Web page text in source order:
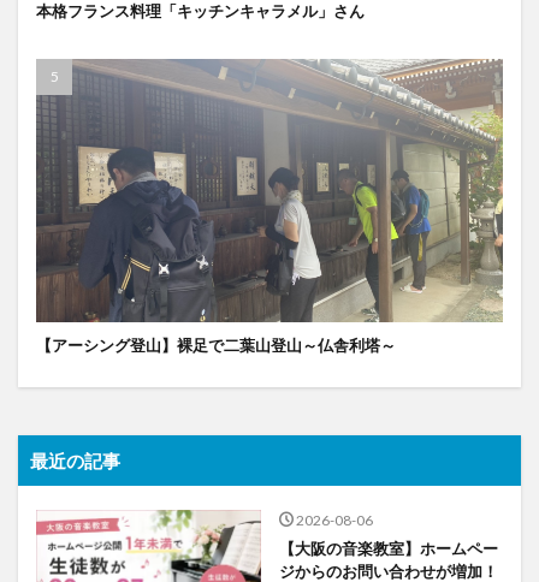
本格フランス料理「キッチンキャラメル」さん
【アーシング登山】裸足で二葉山登山～仏舎利塔～
最近の記事
2026-08-06
【大阪の音楽教室】ホームペー
ジからのお問い合わせが増加！